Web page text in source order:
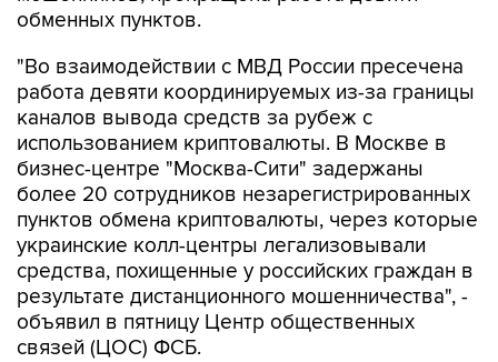
"Во взаимодействии с МВД России пресечена
каналов вывода средств за рубеж с
использованием криптовалюты. В Москве в
бизнес-центре "Москва-Сити" задержаны
более 20 сотрудников незарегистрированных
пунктов обмена криптовалюты, через которые
украинские колл-центры легализовывали
средства, похищенные у российских граждан в
результате дистанционного мошенничества", -
объявил в пятницу Центр общественных
связей (ЦОС) ФСБ.
По данным спецслужбы, в обменных пунктах